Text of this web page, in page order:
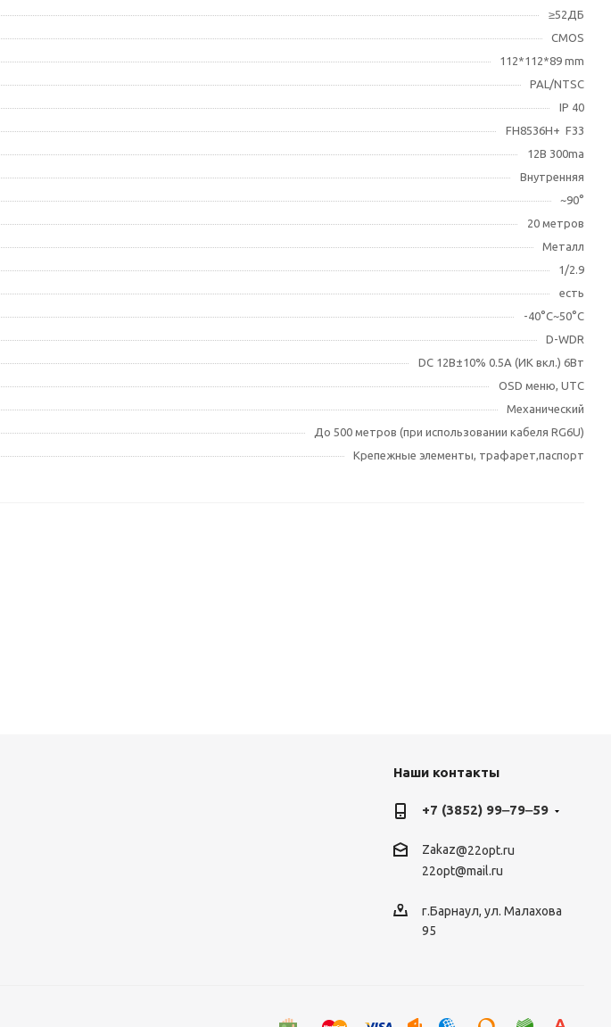
≥52ДБ
CMOS
112*112*89 mm
PAL/NTSC
IP 40
FH8536H+ F33
12В 300ma
Внутренняя
~90°
20 метров
Металл
1/2.9
есть
-40°С~50°С
D-WDR
DC 12В±10% 0.5А (ИК вкл.) 6Вт
OSD меню, UTC
Механический
До 500 метров (при использовании кабеля RG6U)
Крепежные элементы, трафарет,паспорт
Наши контакты
+7 (3852) 99‒79‒59
Zakaz@22opt.ru
22opt@mail.ru
г.Барнаул, ул. Малахова
95